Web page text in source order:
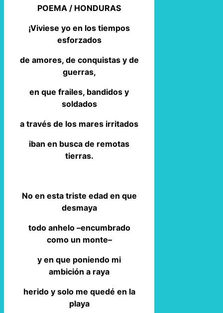
POEMA / HONDURAS
¡Viviese yo en los tiempos
esforzados
de amores, de conquistas y de
guerras,
en que frailes, bandidos y
soldados
a través de los mares irritados
iban en busca de remotas
tierras.
No en esta triste edad en que
desmaya
todo anhelo –encumbrado
como un monte–
y en que poniendo mi
ambición a raya
herido y solo me quedé en la
playa